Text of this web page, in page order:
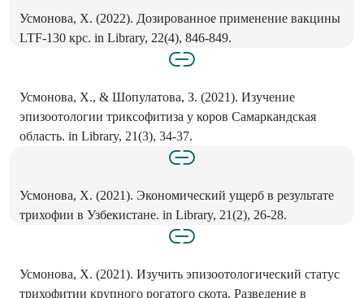
Усмонова, Х. (2022). Дозированное применение вакцины
LTF-130 крс. in Library, 22(4), 846-849.
Усмонова, Х., & Шопулатова, З. (2021). Изучение
эпизоотологии триксофитиза у коров Самаркандская
область. in Library, 21(3), 34-37.
Усмонова, Х. (2021). Экономический ущерб в результате
трихофии в Узбекистане. in Library, 21(2), 26-28.
Усмонова, Х. (2021). Изучить эпизоотологический статус
трихофитии крупного рогатого скота. Разведение в